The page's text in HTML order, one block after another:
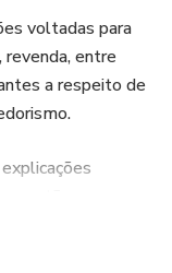
voltadas para
entre
a respeito de
seu próprio